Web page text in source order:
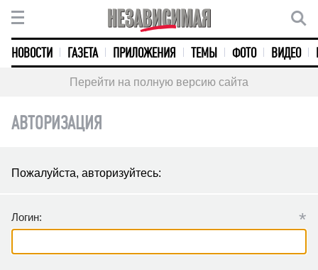
НОВОСТИ ГАЗЕТА ПРИЛОЖЕНИЯ ТЕМЫ ФОТО ВИДЕО
Перейти на полную версию сайта
АВТОРИЗАЦИЯ
Пожалуйста, авторизуйтесь:
Логин: *